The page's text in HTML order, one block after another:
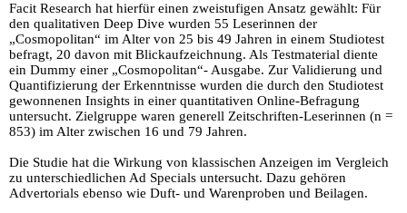
Facit Research hat hierfür einen zweistufigen Ansatz gewählt: Für
den qualitativen Deep Dive wurden 55 Leserinnen der
„Cosmopolitan“ im Alter von 25 bis 49 Jahren in einem Studiotest
befragt, 20 davon mit Blickaufzeichnung. Als Testmaterial diente
ein Dummy einer „Cosmopolitan“- Ausgabe. Zur Validierung und
Quantifizierung der Erkenntnisse wurden die durch den Studiotest
gewonnenen Insights in einer quantitativen Online-Befragung
untersucht. Zielgruppe waren generell Zeitschriften-Leserinnen (n =
853) im Alter zwischen 16 und 79 Jahren.
Die Studie hat die Wirkung von klassischen Anzeigen im Vergleich
zu unterschiedlichen Ad Specials untersucht. Dazu gehören
Advertorials ebenso wie Duft- und Warenproben und Beilagen.